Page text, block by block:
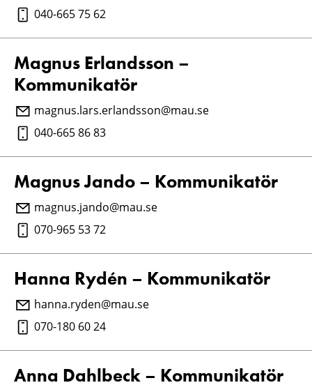
040-665 75 62
Magnus Erlandsson –
Kommunikatör
magnus.lars.erlandsson@mau.se
040-665 86 83
Magnus Jando – Kommunikatör
magnus.jando@mau.se
070-965 53 72
Hanna Rydén – Kommunikatör
hanna.ryden@mau.se
070-180 60 24
Anna Dahlbeck – Kommunikatör